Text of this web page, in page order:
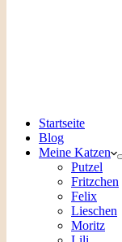
Startseite
Blog
Meine Katzen
Putzel
Fritzchen
Felix
Lieschen
Moritz